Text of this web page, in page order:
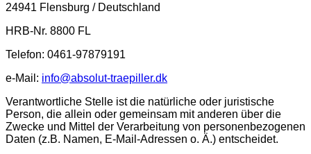
24941 Flensburg / Deutschland
HRB-Nr. 8800 FL
Telefon: 0461-97879191
e-Mail: info@absolut-traepiller.dk
Verantwortliche Stelle ist die natürliche oder juristische
Person, die allein oder gemeinsam mit anderen über die
Zwecke und Mittel der Verarbeitung von personenbezogenen
Daten (z.B. Namen, E-Mail-Adressen o. Ä.) entscheidet.